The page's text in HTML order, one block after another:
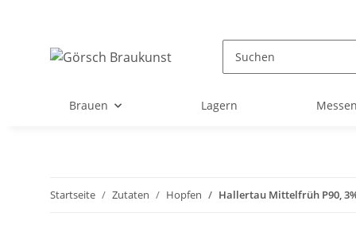
Brauen Lagern
Startseite Zutaten Hopfen Hallertau Mittelfrüh P90,